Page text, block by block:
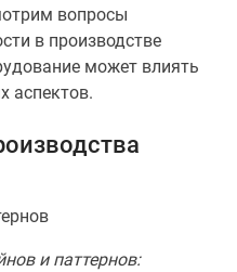
вопросы
в производстве
может влиять
аспектов.
и паттернов: